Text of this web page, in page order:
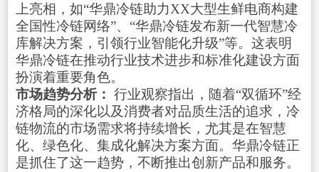
上亮相，如“华鼎冷链助力XX大型生鲜电商构建
全国性冷链网络”、“华鼎冷链发布新一代智慧冷
库解决方案，引领行业智能化升级”等。这表明
华鼎冷链在推动行业技术进步和标准化建设方面
扮演着重要角色。
市场趋势分析： 行业观察指出，随着“双循环”经
济格局的深化以及消费者对品质生活的追求，冷
链物流的市场需求将持续增长，尤其是在智慧
化、绿色化、集成化解决方案方面。华鼎冷链正
是抓住了这一趋势，不断推出创新产品和服务。